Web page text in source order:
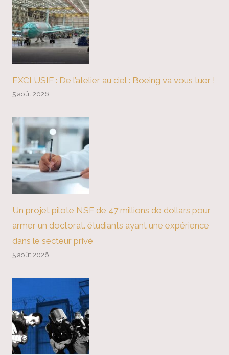
EXCLUSIF : De l’atelier au ciel : Boeing va vous tuer !
5 août 2026
Un projet pilote NSF de 47 millions de dollars pour
armer un doctorat. étudiants ayant une expérience
dans le secteur privé
5 août 2026